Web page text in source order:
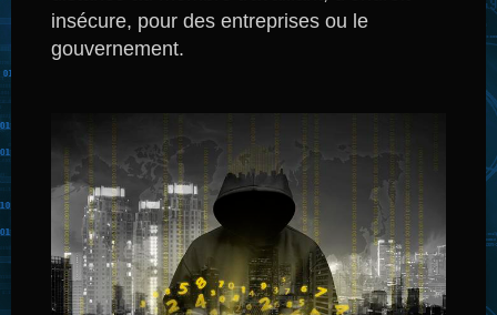
insécure, pour des entreprises ou le
gouvernement.